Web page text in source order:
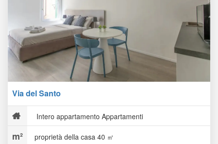
Via del Santo
Intero appartamento Appartamenti
proprietà della casa 40 ㎡